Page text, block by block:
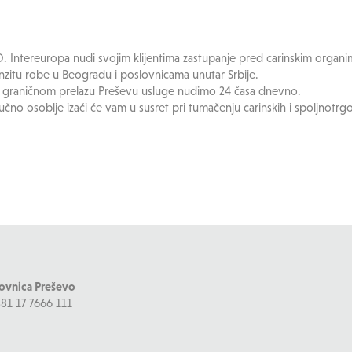
Intereuropa nudi svojim klijentima zastupanje pred carinskim
robe u Beogradu i poslovnicama unutar Srbije.
graničnom prelazu Preševu usluge nudimo 24 časa dnevno.
osoblje izaći će vam u susret pri tumačenju carinskih i
Preševo
17 7666 111